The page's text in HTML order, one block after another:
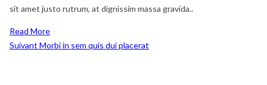
sit amet justo rutrum, at dignissim massa gravida..
Read More
Navigation
Post
Suivant Morbi in sem quis dui placerat